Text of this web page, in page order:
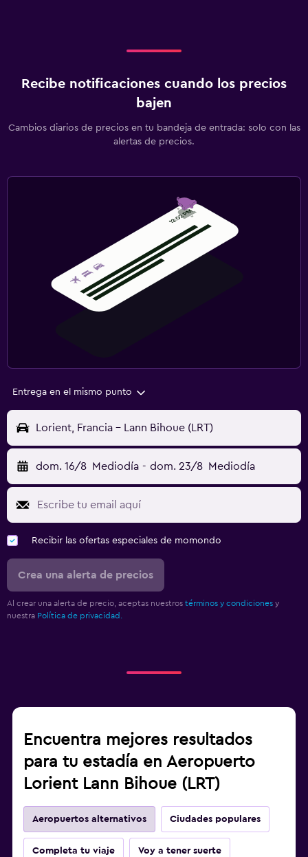
Recibe notificaciones cuando los precios
bajen
Cambios diarios de precios en tu bandeja de entrada: solo con las
alertas de precios.
Entrega en el mismo punto
Lorient, Francia - Lann Bihoue (LRT)
dom. 16/8 Mediodía - dom. 23/8 Mediodía
Recibir las ofertas especiales de momondo
Crea una alerta de precios
Al crear una alerta de precio, aceptas nuestros términos y condiciones y
nuestra Política de privacidad.
Encuentra mejores resultados
para tu estadía en Aeropuerto
Lorient Lann Bihoue (LRT)
Aeropuertos alternativos Ciudades populares
Completa tu viaje Voy a tener suerte